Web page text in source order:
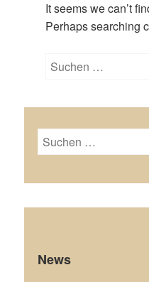
It seems we can’t
Perhaps searching
Suchen
Suchen
nach:
News